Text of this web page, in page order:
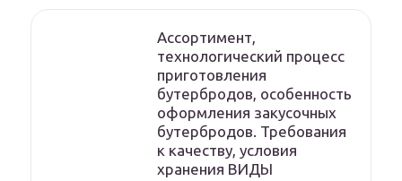
Ассортимент,
технологический процесс
приготовления
бутербродов, особенность
оформления закусочных
бутербродов. Требования
к качеству, условия
хранения ВИДЫ